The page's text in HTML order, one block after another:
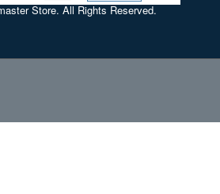
Store. All Rights Reserved.